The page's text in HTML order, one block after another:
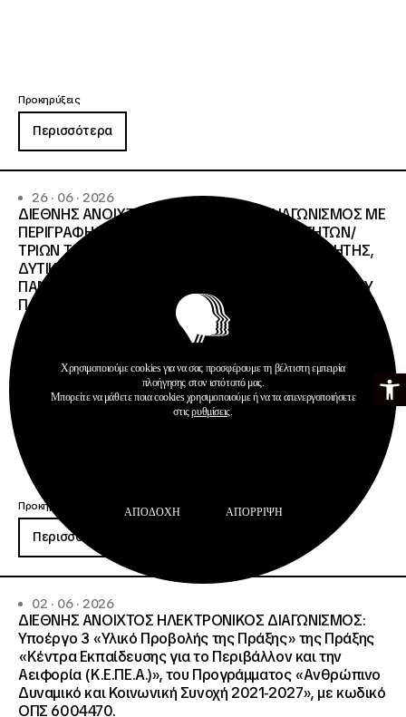
Ανοίξτε
Προκηρύξεις
Περισσότερα
26 · 06 · 2026
ΔΙΕΘΝΗΣ ΑΝΟΙΧΤΟΣ ΗΛΕΚΤΡΟΝΙΚΟΣ ΔΙΑΓΩΝΙΣΜΟΣ ΜΕ
ΠΕΡΙΓΡΑΦΗ:ΥΠΗΡΕΣΙΕΣ ΣΤΕΓΑΣΗΣ ΤΩΝ ΦΟΙΤΗΤΩΝ/
ΤΡΙΩΝ ΤΩΝ ΠΑΝΕΠΙΣΤΗΜΙΑΚΩΝ ΙΔΡΥΜΑΤΩΝ KΡΗΤΗΣ,
ΔΥΤΙΚΗΣ ΜΑΚΕΔΟΝΙΑΣ, ΔΗΜΟΚΡΙΤΕΙΟΥ
ΠΑΝΕΠΙΣΤΗΜΙΟΥ ΘΡΑΚΗΣ, ΕΛΛΗΝΙΚΟΥ ΜΕΣΟΓΕΙΑΚΟΥ
ΠΑΝΕΠΙΣΤΗΜΙΟΥ, ΠΑΤΡΩΝ
Προκηρύξεις
Περισσότερα
02 · 06 · 2026
ΔΙΕΘΝΗΣ ΑΝΟΙΧΤΟΣ ΗΛΕΚΤΡΟΝΙΚΟΣ ΔΙΑΓΩΝΙΣΜΟΣ:
Υποέργο 3 «Υλικό Προβολής της Πράξης» της Πράξης
«Κέντρα Εκπαίδευσης για το Περιβάλλον και την
Αειφορία (Κ.Ε.ΠΕ.Α.)», του Προγράμματος «Ανθρώπινο
Δυναμικό και Κοινωνική Συνοχή 2021-2027», με κωδικό
ΟΠΣ 6004470.
Χρησιμοποιούμε cookies για να σας προσφέρουμε τη βέλτιστη εμπειρία
πλοήγησης στον ιστότοπό μας.
Μπορείτε να μάθετε ποια cookies χρησιμοποιούμε ή να τα απενεργοποιήσετε
στιςρυθμίσεις.
ΑΠΟΔΟΧΉ ΑΠΌΡΡΙΨΗ